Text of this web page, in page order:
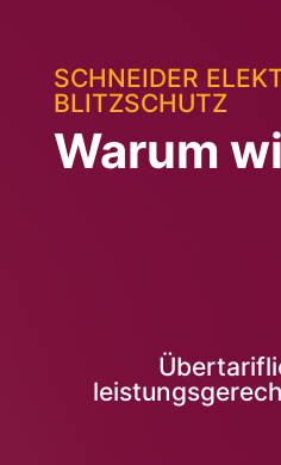
SCHNEIDER
BLITZSCHUTZ
Warum